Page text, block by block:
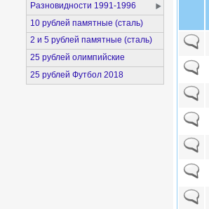
Разновидности 1991-1996
10 рублей памятные (сталь)
2 и 5 рублей памятные (сталь)
25 рублей олимпийские
25 рублей Футбол 2018